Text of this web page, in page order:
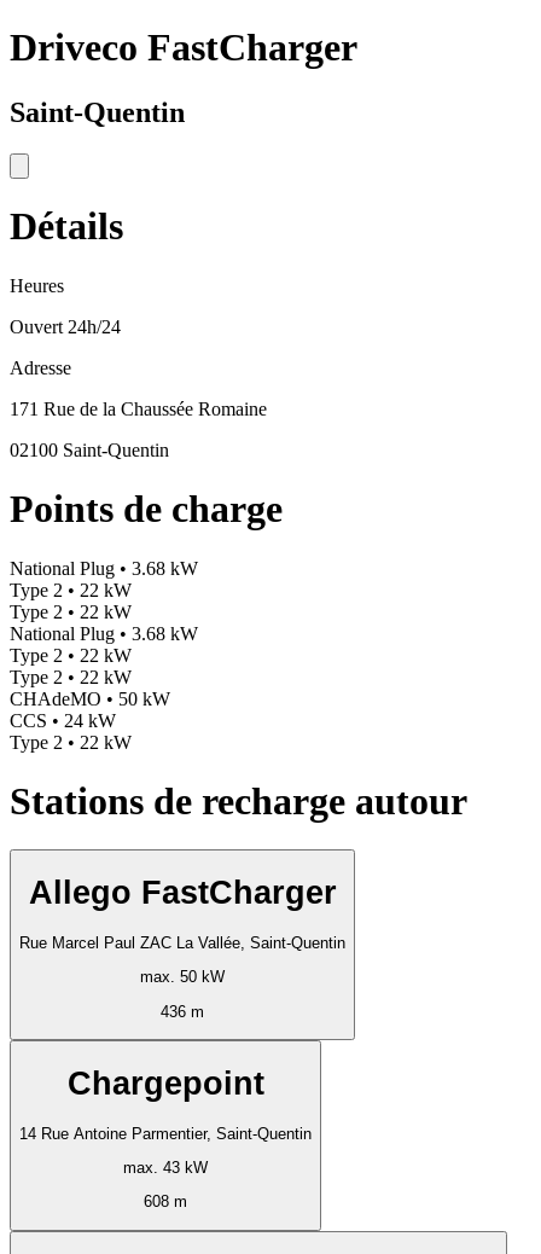
Driveco FastCharger
Saint-Quentin
Détails
Heures
Ouvert 24h/24
Adresse
171 Rue de la Chaussée Romaine
02100 Saint-Quentin
Points de charge
National Plug • 3.68 kW
Type 2 • 22 kW
Type 2 • 22 kW
National Plug • 3.68 kW
Type 2 • 22 kW
Type 2 • 22 kW
CHAdeMO • 50 kW
CCS • 24 kW
Type 2 • 22 kW
Stations de recharge autour
Allego FastCharger
Rue Marcel Paul ZAC La Vallée, Saint-Quentin
max. 50 kW
436 m
Chargepoint
14 Rue Antoine Parmentier, Saint-Quentin
max. 43 kW
608 m